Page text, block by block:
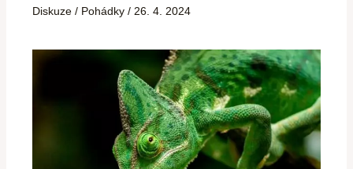
Diskuze / Pohádky /26. 4. 2024